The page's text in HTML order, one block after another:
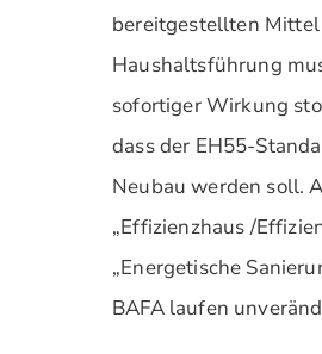
bereitgestellten
Haushaltsführung
sofortiger Wirkung
dass der EH55-
Neubau werden soll.
„Effizienzhaus /
„Energetische
BAFA laufen